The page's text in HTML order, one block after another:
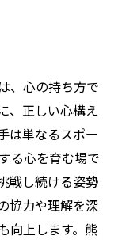
、心の持ち方で
、正しい心構え
は単なるスポー
る心を育む場で
戦し続ける姿勢
協力や理解を深
向上します。熊